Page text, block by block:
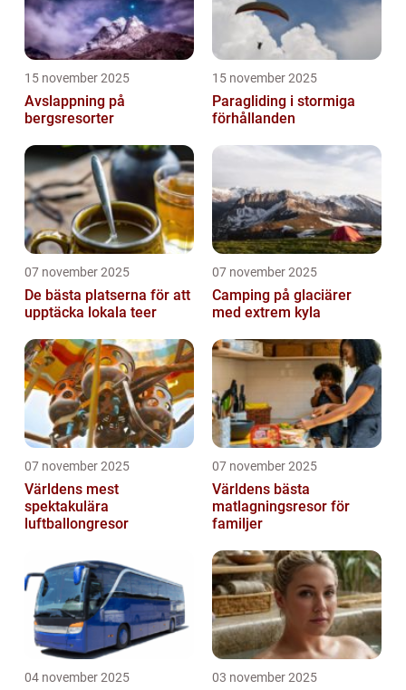
15 november 2025
Avslappning på
bergsresorter
15 november 2025
Paragliding i stormiga
förhållanden
07 november 2025
De bästa platserna för att
upptäcka lokala teer
07 november 2025
Camping på glaciärer
med extrem kyla
07 november 2025
Världens mest
spektakulära
luftballongresor
07 november 2025
Världens bästa
matlagningsresor för
familjer
04 november 2025 03 november 2025